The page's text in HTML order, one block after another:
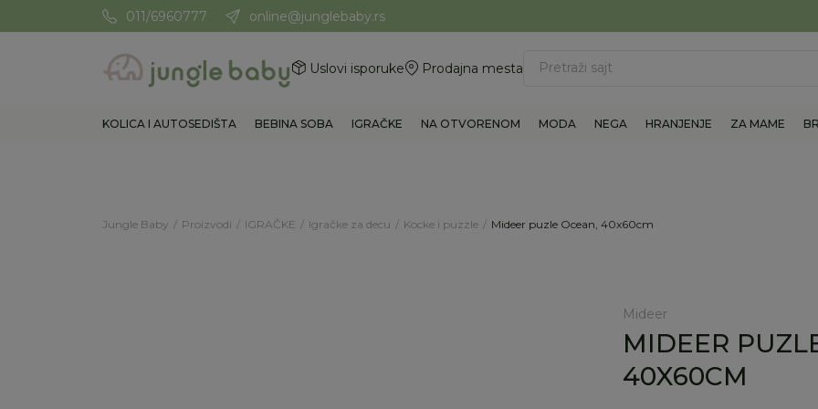
011/6960777 online@junglebaby.rsPotrebna Vam je pomoć? Pozovite 011/6960777
Uslovi isporuke Prodajna mesta Pretraži sajt
KOLICA I AUTOSEDIŠTA BEBINA SOBA IGRAČKE NA OTVORENOM MODA NEGA HRANJENJE ZA MAME
Jungle Baby Proizvodi IGRAČKE Igračke za decu Kocke i puzzle Mideer puzle Ocean, 40x60cm
Mideer
MIDEER
40X60CM